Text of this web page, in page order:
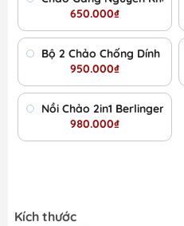
650.000₫
Bộ 2 Chảo Chống Dính
950.000₫
Nồi Chảo 2in1 Berlinger
980.000₫
Kích thước